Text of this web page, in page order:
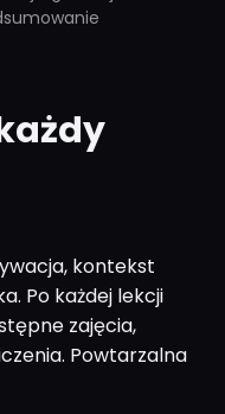
kontekst
Po każdej lekcji
zajęcia,
Powtarzalna